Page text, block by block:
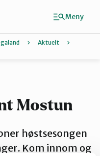
Aktuelt
Mostun
høstsesongen
Kom innom og